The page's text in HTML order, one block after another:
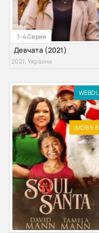
1-4 Серия
Девчата (2021)
2021, Украина
WEBDL
IMDB 5.8